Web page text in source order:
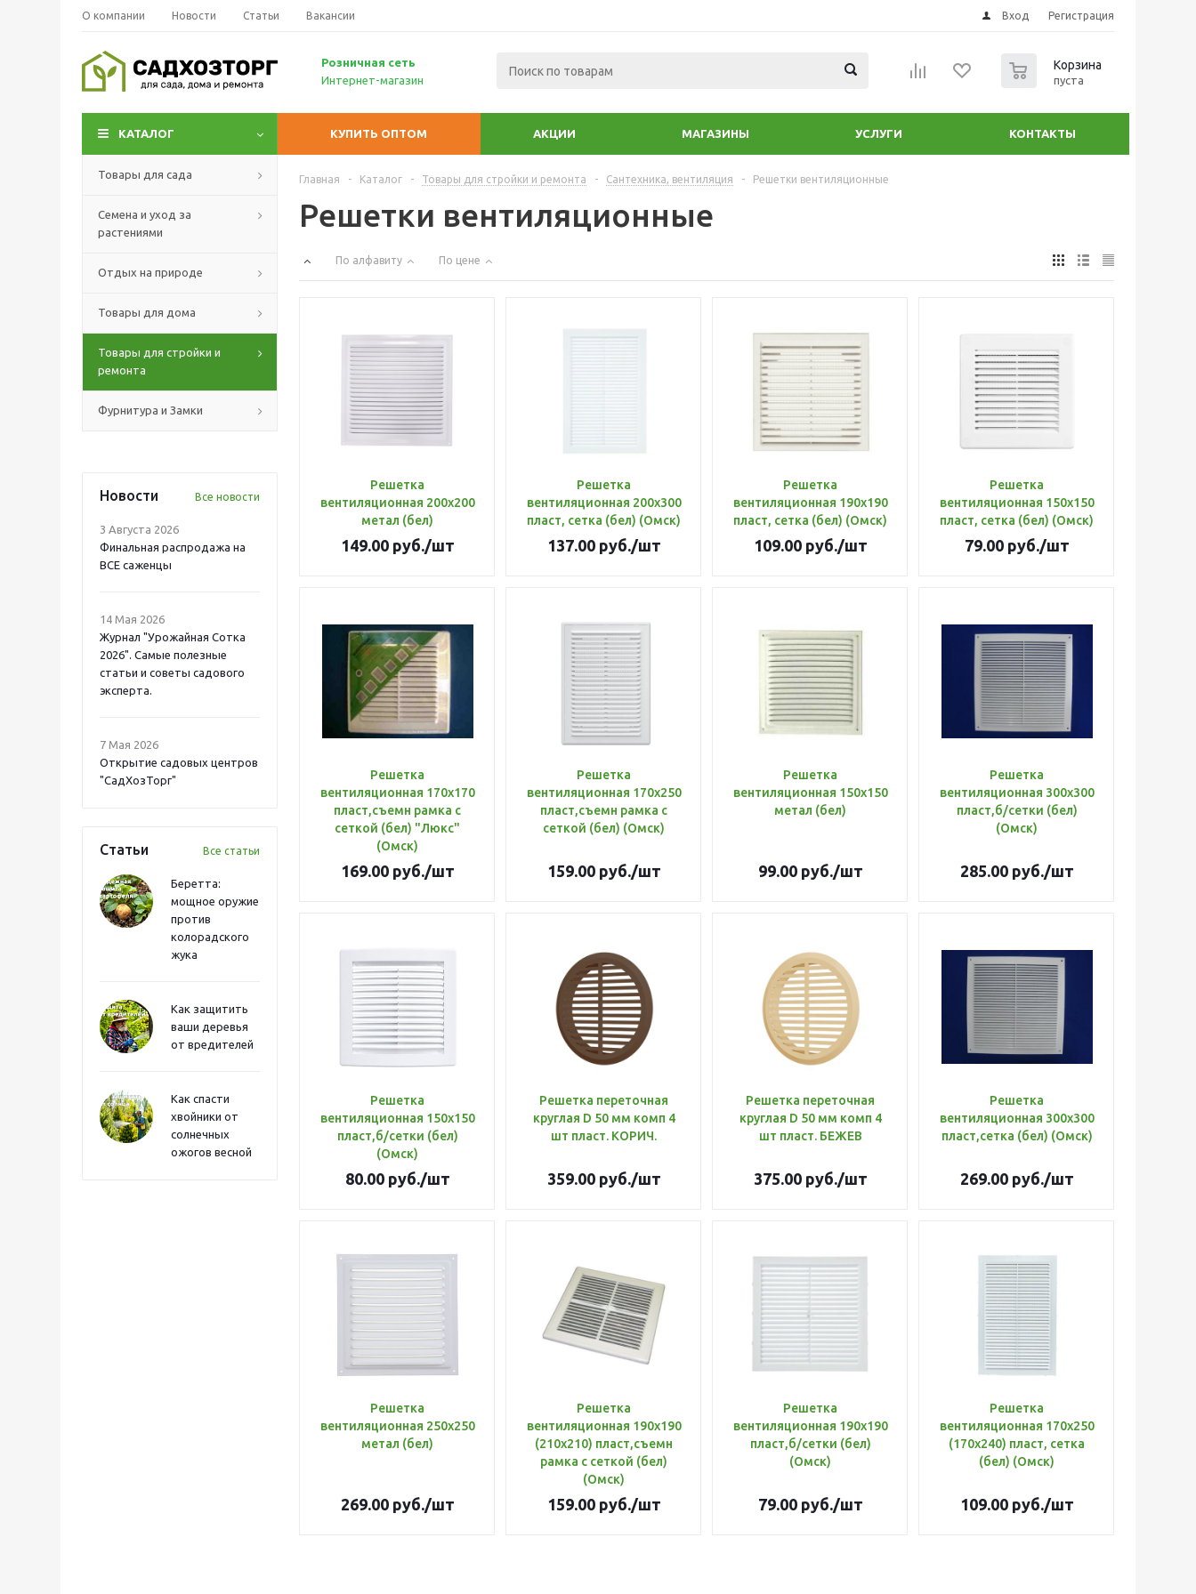
О компании Новости Статьи Вакансии Вход Регистрация
Розничная сеть
Интернет-магазин
Корзина
пуста
КАТАЛОГ КУПИТЬ ОПТОМ АКЦИИ МАГАЗИНЫ УСЛУГИ КОНТАКТЫ
Товары для сада
Семена и уход за
растениями
Отдых на природе
Товары для дома
Товары для стройки и
ремонта
Фурнитура и Замки
Новости Все новости
3 Августа 2026
Финальная распродажа на
ВСЕ саженцы
14 Мая 2026
Журнал "Урожайная Сотка
2026". Самые полезные
статьи и советы садового
эксперта.
7 Мая 2026
Открытие садовых центров
"СадХозТорг"
Статьи Все статьи
Беретта:
мощное оружие
против
колорадского
жука
Как защитить
ваши деревья
от вредителей
Как спасти
хвойники от
солнечных
ожогов весной
Главная - Каталог - Товары для стройки и ремонта - Сантехника, вентиляция - Решетки вентиляционные
Решетки вентиляционные
По алфавиту По цене
Решетка
вентиляционная 200х200
метал (бел)
149.00руб./шт
Решетка
вентиляционная 200х300
пласт, сетка (бел) (Омск)
137.00руб./шт
Решетка
вентиляционная 190х190
пласт, сетка (бел) (Омск)
109.00руб./шт
Решетка
вентиляционная 150х150
пласт, сетка (бел) (Омск)
79.00руб./шт
Решетка
вентиляционная 170х170
пласт,съемн рамка с
сеткой (бел) "Люкс"
(Омск)
169.00руб./шт
Решетка
вентиляционная 170х250
пласт,съемн рамка с
сеткой (бел) (Омск)
159.00руб./шт
Решетка
вентиляционная 150х150
метал (бел)
99.00руб./шт
Решетка
вентиляционная 300х300
пласт,б/сетки (бел)
(Омск)
285.00руб./шт
Решетка
вентиляционная 150х150
пласт,б/сетки (бел)
(Омск)
80.00руб./шт
Решетка переточная
круглая D 50 мм комп 4
шт пласт. КОРИЧ.
359.00руб./шт
Решетка переточная
круглая D 50 мм комп 4
шт пласт. БЕЖЕВ
375.00руб./шт
Решетка
вентиляционная 300х300
пласт,сетка (бел) (Омск)
269.00руб./шт
Решетка
вентиляционная 250х250
метал (бел)
269.00руб./шт
Решетка
вентиляционная 190х190
(210х210) пласт,съемн
рамка с сеткой (бел)
(Омск)
159.00руб./шт
Решетка
вентиляционная 190х190
пласт,б/сетки (бел)
(Омск)
79.00руб./шт
Решетка
вентиляционная 170х250
(170х240) пласт, сетка
(бел) (Омск)
109.00руб./шт